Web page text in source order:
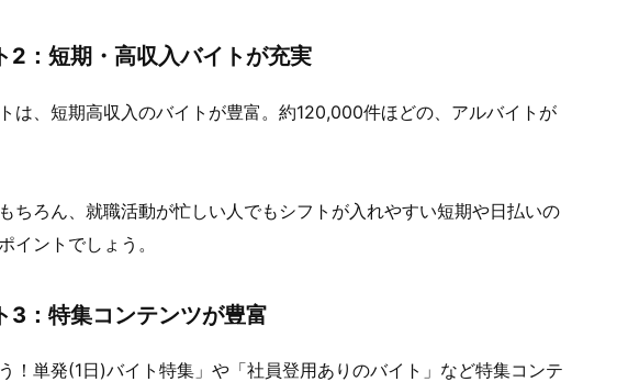
2：短期・高収入バイトが充実
は、短期高収入のバイトが豊富。約120,000件ほどの、アルバイトが
ちろん、就職活動が忙しい人でもシフトが入れやすい短期や日払いの
イントでしょう。
3：特集コンテンツが豊富
！単発(1日)バイト特集」や「社員登用ありのバイト」など特集コンテ